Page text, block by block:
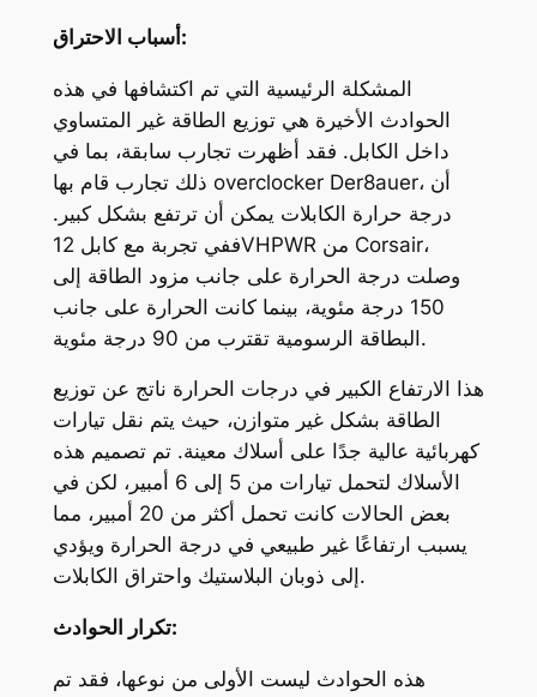
أسباب الاحتراق:
المشكلة الرئيسية التي تم اكتشافها في هذه
الحوادث الأخيرة هي توزيع الطاقة غير المتساوي
داخل الكابل. فقد أظهرت تجارب سابقة، بما في
ذلك تجارب قام بها overclocker Der8auer، أن
درجة حرارة الكابلات يمكن أن ترتفع بشكل كبير.
ففي تجربة مع كابل 12VHPWR من Corsair،
وصلت درجة الحرارة على جانب مزود الطاقة إلى
150 درجة مئوية، بينما كانت الحرارة على جانب
البطاقة الرسومية تقترب من 90 درجة مئوية.
هذا الارتفاع الكبير في درجات الحرارة ناتج عن توزيع
الطاقة بشكل غير متوازن، حيث يتم نقل تيارات
كهربائية عالية جدًا على أسلاك معينة. تم تصميم هذه
الأسلاك لتحمل تيارات من 5 إلى 6 أمبير، لكن في
بعض الحالات كانت تحمل أكثر من 20 أمبير، مما
يسبب ارتفاعًا غير طبيعي في درجة الحرارة ويؤدي
إلى ذوبان البلاستيك واحتراق الكابلات.
تكرار الحوادث:
هذه الحوادث ليست الأولى من نوعها، فقد تم